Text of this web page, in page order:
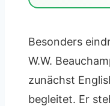
Besonders
W.W.
zunächst
begleitet. Er